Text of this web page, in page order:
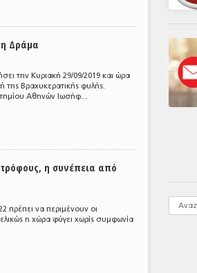
Δράμα
την Κυριακή 29/09/2019 και ώρα
της Βραχυκερατικής φυλής.
Αθηνών Ιωσήφ...
η συνέπεια από
πρέπει να περιμένουν οι
η χώρα φύγει χωρίς συμφωνία